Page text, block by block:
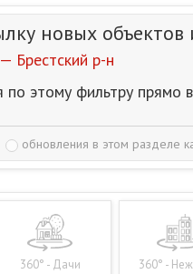
новых
Брестский р-н
по этому фильтру прямо
обновления в этом разделе
360° - Дачи 360° -